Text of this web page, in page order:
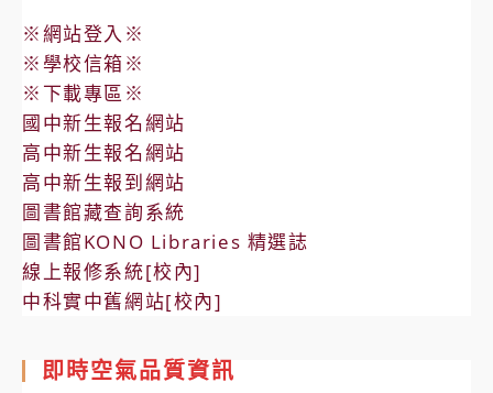
※網站登入※
※學校信箱※
※下載專區※
國中新生報名網站
高中新生報名網站
高中新生報到網站
圖書館藏查詢系統
圖書館KONO Libraries 精選誌
線上報修系統[校內]
中科實中舊網站[校內]
即時空氣品質資訊